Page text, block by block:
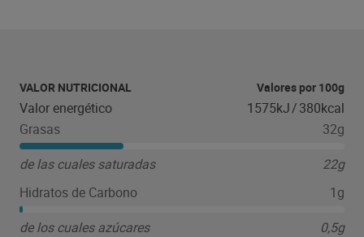
VALOR NUTRICIONAL Valores por 100g
Valor energético 1575kJ/380kcal
Grasas
32g
de las cuales saturadas
22g
Hidratos de Carbono
1g
de los cuales azúcares
0,5g